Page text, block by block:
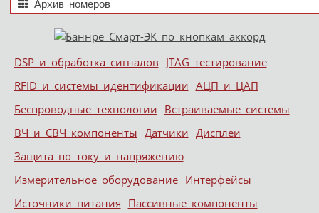
Архив номеров
Меню
Skip to content
DSP и обработка сигналов JTAG тестирование
RFID и системы идентификации АЦП и ЦАП
Беспроводные технологии Встраиваемые системы
ВЧ и СВЧ компоненты Датчики Дисплеи
Защита по току и напряжению
Измерительное оборудование Интерфейсы
Источники питания Пассивные компоненты